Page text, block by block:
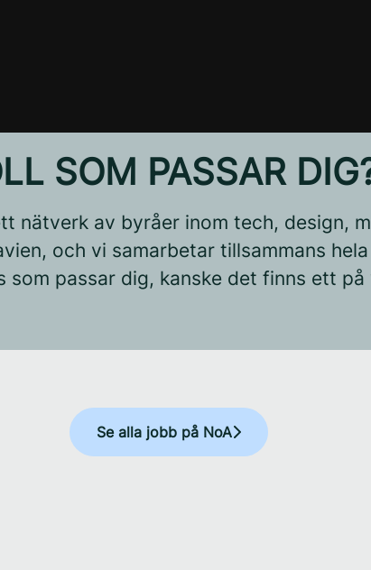
SOM PASSAR
nätverk av byråer inom tech, design,
och vi samarbetar tillsammans
passar dig, kanske det finns ett på
Se alla jobb på NoA